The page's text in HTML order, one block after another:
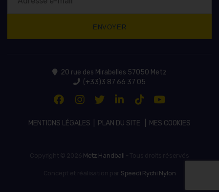
20 rue des Mirabelles 57050 Metz
(+33)3 87 66 37 05
MENTIONS LÉGALES PLAN DU SITE MES COOKIES
Metz Handball
Speedi Rychi Nylon